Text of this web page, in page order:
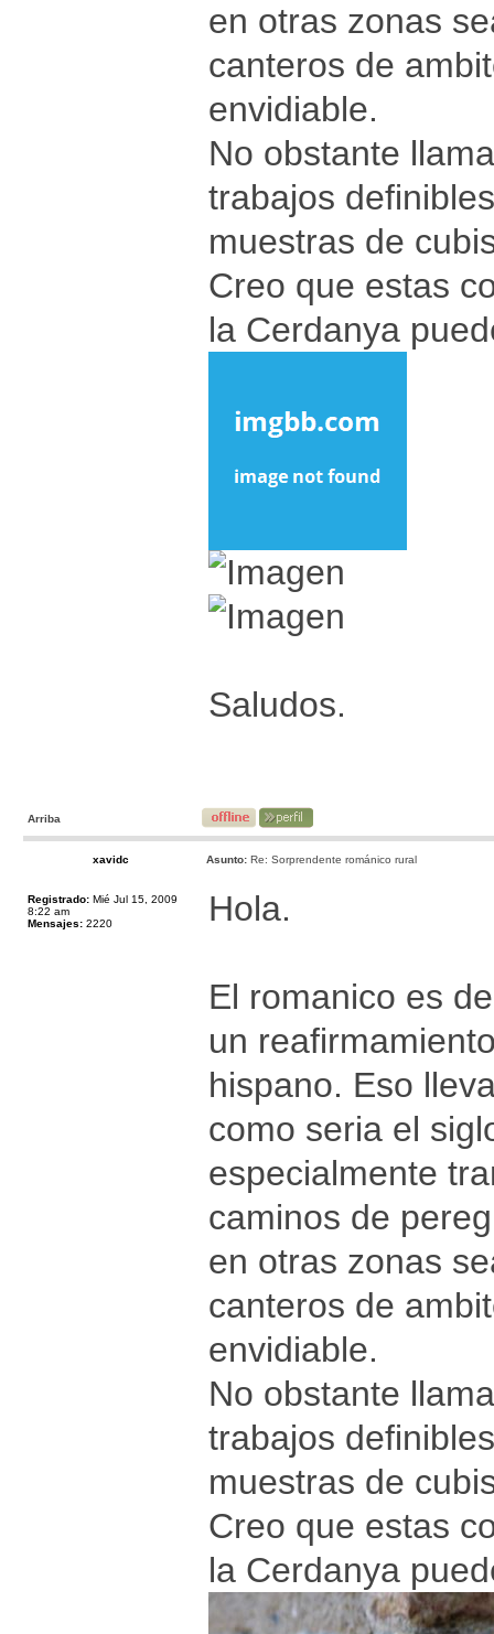
en otras zonas
canteros de
envidiable.
No obstante
trabajos
muestras de
Creo que estas
la Cerdanya
Saludos.
Arriba
xavidc Asunto: Re: Sorprendente románico rural
Registrado: Mié Jul 15, 2009
8:22 am
Mensajes: 2220 Hola.
El romanico es
un
hispano. Eso
como seria el
especialmente
caminos de
en otras zonas
canteros de
envidiable.
No obstante
trabajos
muestras de
Creo que estas
la Cerdanya